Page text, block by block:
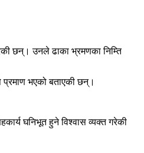
छन्। उनले ढाका भ्रमणका निम्ति
प्रमाण भएको बताएकी छन्।
घनिभूत हुने विश्वास व्यक्त गरेकी